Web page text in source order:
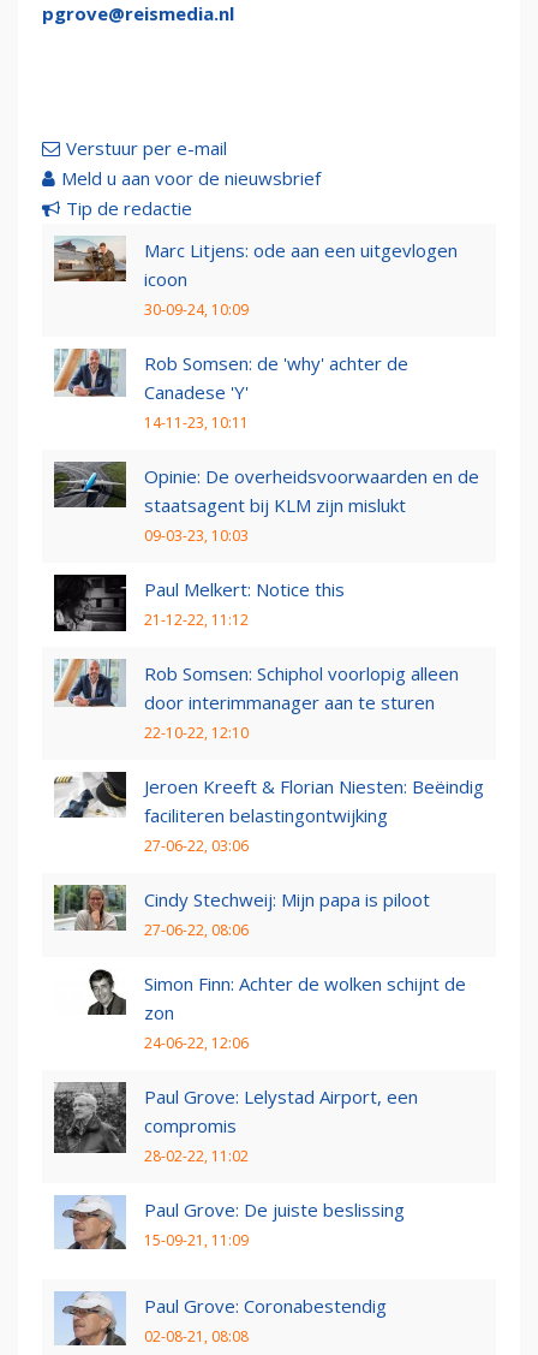
pgrove@reismedia.nl
Verstuur per e-mail
Meld u aan voor de nieuwsbrief
Tip de redactie
Marc Litjens: ode aan een uitgevlogen
icoon
30-09-24, 10:09
Rob Somsen: de 'why' achter de
Canadese 'Y'
14-11-23, 10:11
Opinie: De overheidsvoorwaarden en de
staatsagent bij KLM zijn mislukt
09-03-23, 10:03
Paul Melkert: Notice this
21-12-22, 11:12
Rob Somsen: Schiphol voorlopig alleen
door interimmanager aan te sturen
22-10-22, 12:10
Jeroen Kreeft & Florian Niesten: Beëindig
faciliteren belastingontwijking
27-06-22, 03:06
Cindy Stechweij: Mijn papa is piloot
27-06-22, 08:06
Simon Finn: Achter de wolken schijnt de
zon
24-06-22, 12:06
Paul Grove: Lelystad Airport, een
compromis
28-02-22, 11:02
Paul Grove: De juiste beslissing
15-09-21, 11:09
Paul Grove: Coronabestendig
02-08-21, 08:08